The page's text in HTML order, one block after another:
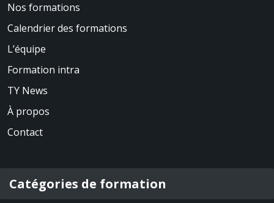
Nos formations
Calendrier des formations
L’équipe
Formation intra
TY News
À propos
Contact
Catégories de formation